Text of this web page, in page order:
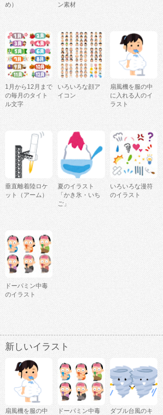
め）
ン素材
1月から12月まで
の毎月のタイト
ル文字
いろいろな顔ア
イコン
扇風機を服の中
に入れる人のイ
ラスト
垂直離着陸ロケ
ット（アーム）
夏のイラスト
「かき氷・いち
ご」
いろいろな漫符
のイラスト
ドーパミン中毒
のイラスト
新しいイラスト
扇風機を服の中 ドーパミン中毒 ダブル台風のキ